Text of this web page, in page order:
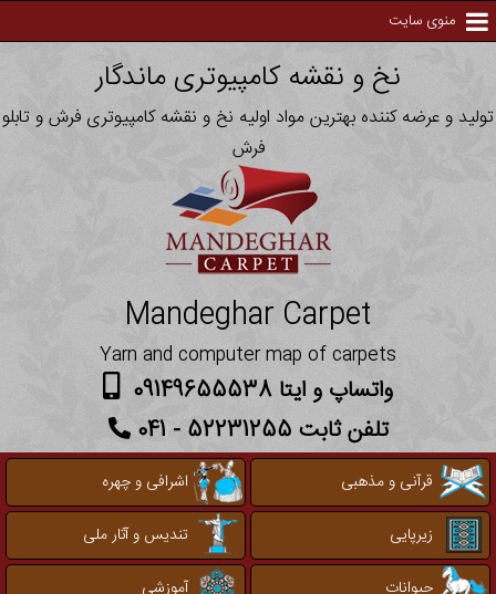
منوی سایت
نخ و نقشه کامپیوتری ماندگار
تولید و عرضه کننده بهترین مواد اولیه نخ و نقشه کامپیوتری فرش و تابلو
فرش
Mandeghar Carpet
Yarn and computer map of carpets
واتساپ و ایتا 09149655538
تلفن ثابت 52231255 - 041
قرآنی و مذهبی
اشرافی و چهره
زیرپایی
تندیس و آثار ملی
حیوانات
آموزشی